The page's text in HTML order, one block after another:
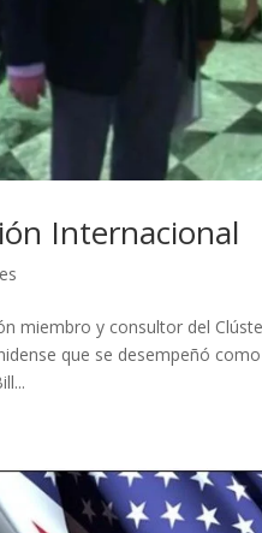
Internacional
miembro y consultor del
que se desempeñó